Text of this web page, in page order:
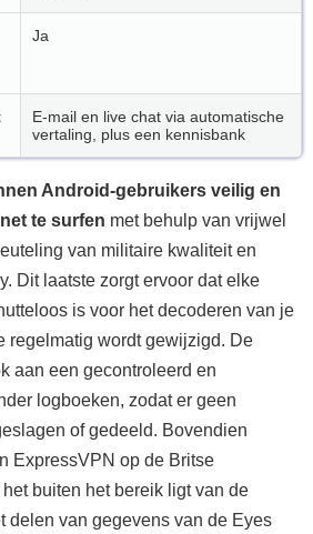
Ja
E-mail en live chat via automatische
vertaling, plus een kennisbank
Android-gebruikers veilig en
te surfen met behulp van vrijwel
van militaire kwaliteit en
Dit laatste zorgt ervoor dat elke
is voor het decoderen van je
regelmatig wordt gewijzigd. De
aan een gecontroleerd en
logboeken, zodat er geen
of gedeeld. Bovendien
ExpressVPN op de Britse
buiten het bereik ligt van de
delen van gegevens van de Eyes